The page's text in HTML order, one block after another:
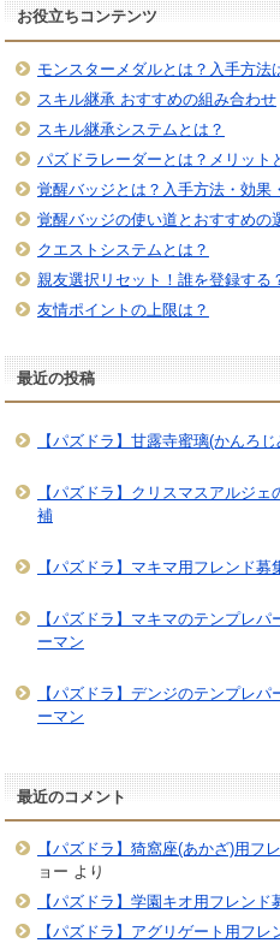
お役立ちコンテンツ
モンスターメダルとは？入手方法
スキル継承 おすすめの組み合わせ
スキル継承システムとは？
パズドラレーダーとは？メリット
覚醒バッジとは？入手方法・効果
覚醒バッジの使い道とおすすめの
クエストシステムとは？
親友選択リセット！誰を登録する
友情ポイントの上限は？
最近の投稿
【パズドラ】甘露寺蜜璃(かんろ
【パズドラ】クリスマスアルジ
補
【パズドラ】マキマ用フレンド
【パズドラ】マキマのテンプレ
ーマン
【パズドラ】デンジのテンプレ
ーマン
最近のコメント
【パズドラ】猗窩座(あかざ)用フ
ョー より
【パズドラ】学園キオ用フレンド
【パズドラ】アグリゲート用フレ